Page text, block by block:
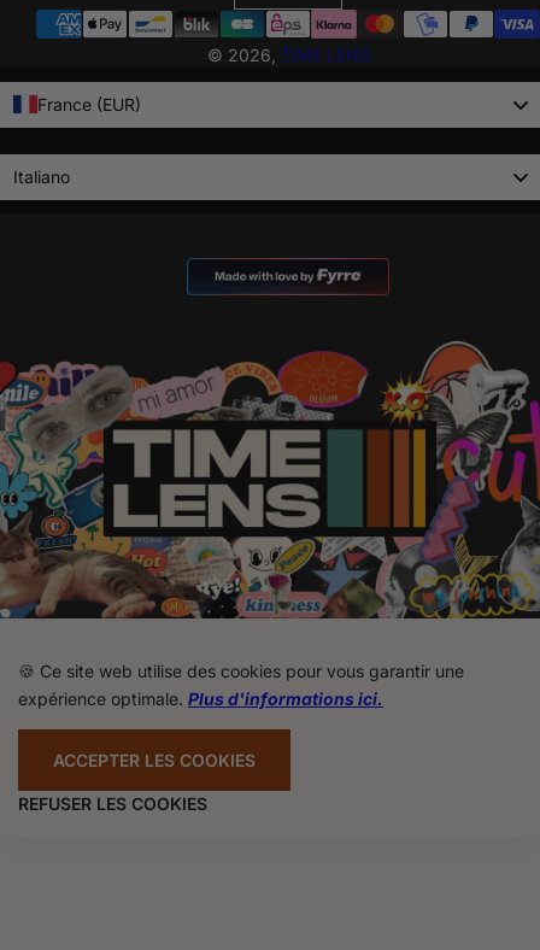
© 2026, TIME LENS
Metodi
pagamento
France (EUR)
Italiano
🍪 Ce site web utilise des cookies pour vous garantir une
expérience optimale. Plus d'informations ici.
ACCEPTER LES COOKIES
REFUSER LES COOKIES